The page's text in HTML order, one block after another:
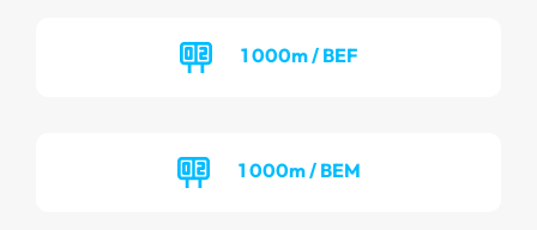
1 000m / BEF
1 000m / BEM